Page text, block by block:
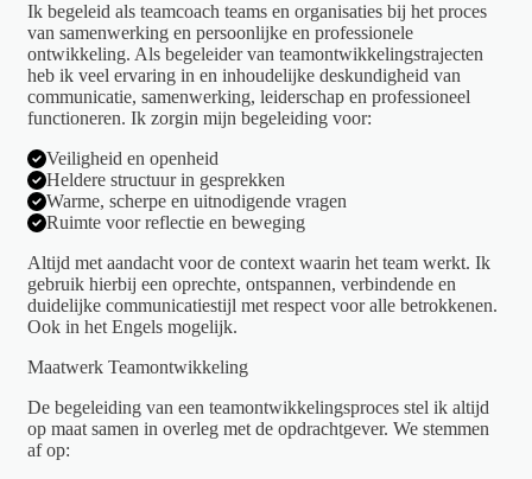
Ik begeleid als teamcoach teams en organisaties bij het proces
van samenwerking en persoonlijke en professionele
ontwikkeling. Als begeleider van teamontwikkelingstrajecten
heb ik veel ervaring in en inhoudelijke deskundigheid van
communicatie, samenwerking, leiderschap en professioneel
functioneren. Ik zorgin mijn begeleiding voor:
Veiligheid en openheid
Heldere structuur in gesprekken
Warme, scherpe en uitnodigende vragen
Ruimte voor reflectie en beweging
Altijd met aandacht voor de context waarin het team werkt. Ik
gebruik hierbij een oprechte, ontspannen, verbindende en
duidelijke communicatiestijl met respect voor alle betrokkenen.
Ook in het Engels mogelijk.
Maatwerk Teamontwikkeling
De begeleiding van een teamontwikkelingsproces stel ik altijd
op maat samen in overleg met de opdrachtgever. We stemmen
af op: